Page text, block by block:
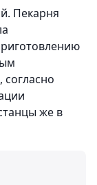
Пекарня
же в